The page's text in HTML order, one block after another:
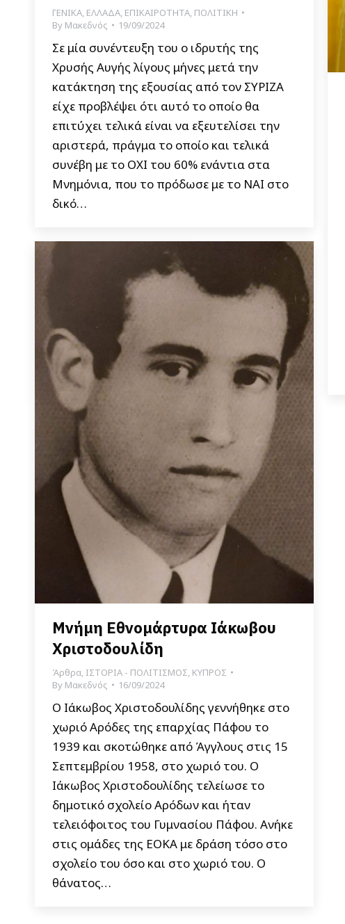
ΓΕΝΙΚΑ, ΕΛΛΑΔΑ, ΕΠΙΚΑΙΡΟΤΗΤΑ, ΠΟΛΙΤΙΚΗ
By Μακεδνός 19/09/2024
Σε μία συνέντευξη του ο ιδρυτής της
Χρυσής Αυγής λίγους μήνες μετά την
κατάκτηση της εξουσίας από τον ΣΥΡΙΖΑ
είχε προβλέψει ότι αυτό το οποίο θα
επιτύχει τελικά είναι να εξευτελίσει την
αριστερά, πράγμα το οποίο και τελικά
συνέβη με το ΟΧΙ του 60% ενάντια στα
Μνημόνια, που το πρόδωσε με το ΝΑΙ στο
δικό…
Μνήμη Εθνομάρτυρα Ιάκωβου
Χριστοδουλίδη
Άρθρα, ΙΣΤΟΡΙΑ - ΠΟΛΙΤΙΣΜΟΣ, ΚΥΠΡΟΣ
By Μακεδνός 16/09/2024
Ο Ιάκωβος Χριστοδουλίδης γεννήθηκε στο
χωριό Αρόδες της επαρχίας Πάφου το
1939 και σκοτώθηκε από Άγγλους στις 15
Σεπτεμβρίου 1958, στο χωριό του. Ο
Ιάκωβος Χριστοδουλίδης τελείωσε το
δημοτικό σχολείο Αρόδων και ήταν
τελειόφοιτος του Γυμνασίου Πάφου. Ανήκε
στις ομάδες της ΕΟΚΑ με δράση τόσο στο
σχολείο του όσο και στο χωριό του. Ο
θάνατος…